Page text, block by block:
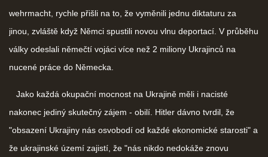
wehrmacht, rychle přišli na to, že vyměnili jednu diktaturu za
jinou, zvláště když Němci spustili novou vlnu deportací. V průběhu
války odeslali němečtí vojáci více než 2 miliony Ukrajinců na
nucené práce do Německa.
Jako každá okupační mocnost na Ukrajině měli i nacisté
nakonec jediný skutečný zájem - obilí. Hitler dávno tvrdil, že
"obsazení Ukrajiny nás osvobodí od každé ekonomické starosti" a
že ukrajinské území zajistí, že "nás nikdo nedokáže znovu